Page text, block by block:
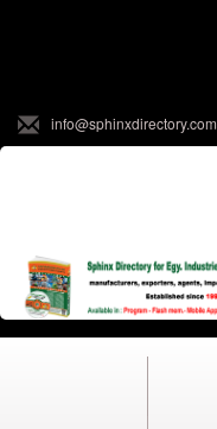
info@sphinxdirectory.com